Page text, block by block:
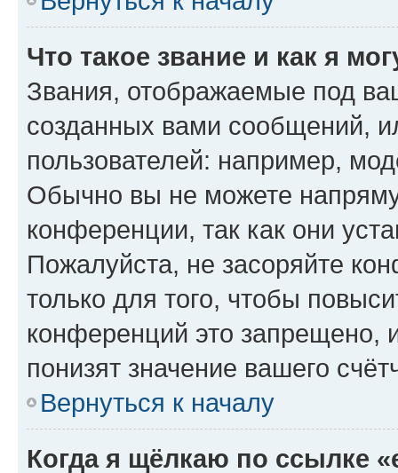
Что такое звание и как я
Звания, отображаемые под
созданных вами сообщений,
пользователей: например,
Обычно вы не можете
конференции, так как они
Пожалуйста, не засоряйте
только для того, чтобы
конференций это запрещено,
понизят значение вашего
Вернуться к началу
Когда я щёлкаю по ссылке